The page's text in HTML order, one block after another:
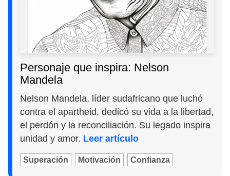
Personaje que inspira: Nelson
Mandela
Nelson Mandela, líder sudafricano que luchó
contra el apartheid, dedicó su vida a la libertad,
el perdón y la reconciliación. Su legado inspira
unidad y amor. Leer artículo
Superación Motivación Confianza